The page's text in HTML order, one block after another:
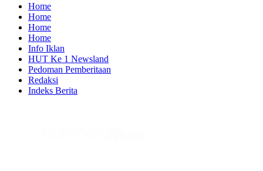
Home
Home
Home
Home
Info Iklan
HUT Ke 1 Newsland
Pedoman Pemberitaan
Redaksi
Indeks Berita